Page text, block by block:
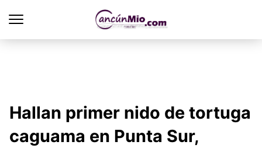
Hallan primer nido de tortuga
caguama en Punta Sur,